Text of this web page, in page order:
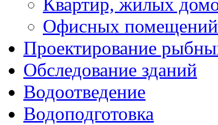
Квартир, жилых
Офисных помещений
Проектирование
Обследование зданий
Водоотведение
Водоподготовка